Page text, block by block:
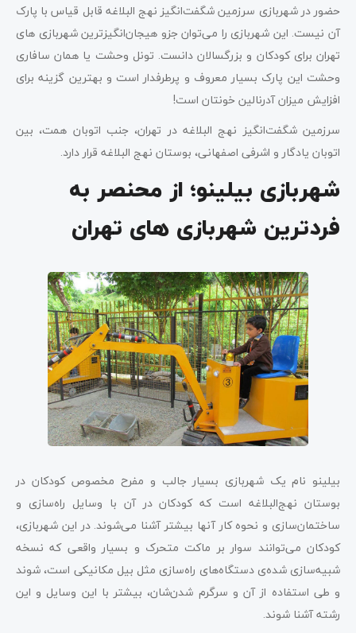
حضور در شهربازی سرزمین شگفت‌انگیز نهج البلاغه قابل قیاس با پارک
آن نیست. این شهربازی را می‌توان جزو هیجان‌انگیزترین شهربازی ‌های
تهران برای کودکان و بزرگسالان دانست. تونل وحشت یا همان سافاری
وحشت این پارک بسیار معروف و پرطرفدار است و بهترین گزینه برای
افزایش میزان آدرنالین خونتان است!
سرزمین شگفت‌انگیز نهج البلاغه در تهران، جنب اتوبان همت، بین
اتوبان یادگار و اشرفی اصفهانی، بوستان نهج البلاغه قرار دارد.
شهربازی بیلینو؛ از محنصر به
فردترین شهربازی ‌های تهران
بیلینو نام یک شهربازی بسیار جالب و مفرح مخصوص کودکان در
بوستان نهج‌البلاغه است که کودکان در آن با وسایل راه‌سازی و
ساختمان‌سازی و نحوه کار آنها بیشتر آشنا می‌شوند. در این شهربازی،
کودکان می‌توانند سوار بر ماکت متحرک و بسیار واقعی که نسخه
شبیه‌سازی شده‌ی دستگاه‌های راه‌سازی مثل بیل مکانیکی است، شوند
و طی استفاده از آن و سرگرم شدن‌شان، بیشتر با این وسایل و این
رشته آشنا شوند.